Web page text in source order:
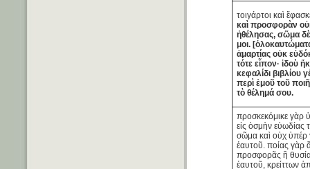
τοιγάρτοι καὶ
καὶ προσφορὰν
ἠθέλησας, σῶμα
μοι.
ἁμαρτίας οὐκ
τότε εἶπον· ἰδοὺ
κεφαλίδι βιβλίου
περὶ ἐμοῦ τοῦ
τὸ θέλημά σου.
προσκεκόμικε γὰρ
εἰς ὀσμὴν εὐωδίας
σῶμα καὶ οὐχ ὑπέρ
ἑαυτοῦ. ποίας γὰρ
προσφορᾶς ἢ
ἑαυτοῦ, κρείττων